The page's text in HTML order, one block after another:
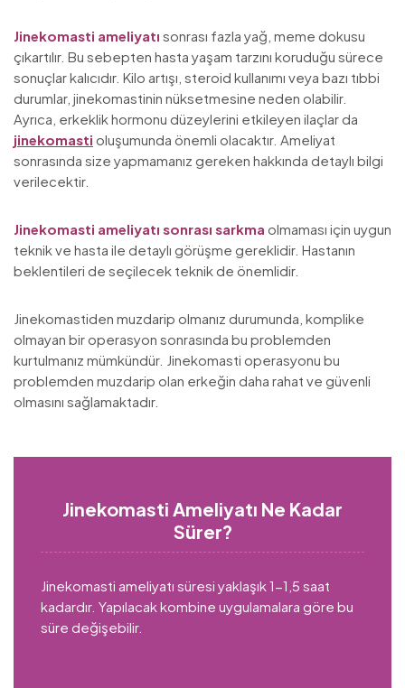
Jinekomasti ameliyatı sonrası fazla yağ, meme dokusu
çıkartılır. Bu sebepten hasta yaşam tarzını koruduğu sürece
sonuçlar kalıcıdır. Kilo artışı, steroid kullanımı veya bazı tıbbi
durumlar, jinekomastinin nüksetmesine neden olabilir.
Ayrıca, erkeklik hormonu düzeylerini etkileyen ilaçlar da
jinekomasti oluşumunda önemli olacaktır. Ameliyat
sonrasında size yapmamanız gereken hakkında detaylı bilgi
verilecektir.
Jinekomasti ameliyatı sonrası sarkma olmaması için uygun
teknik ve hasta ile detaylı görüşme gereklidir. Hastanın
beklentileri de seçilecek teknik de önemlidir.
Jinekomastiden muzdarip olmanız durumunda, komplike
olmayan bir operasyon sonrasında bu problemden
kurtulmanız mümkündür. Jinekomasti operasyonu bu
problemden muzdarip olan erkeğin daha rahat ve güvenli
olmasını sağlamaktadır.
Jinekomasti Ameliyatı Ne Kadar
Sürer?
Jinekomasti ameliyatı süresi yaklaşık 1-1,5 saat
kadardır. Yapılacak kombine uygulamalara göre bu
süre değişebilir.